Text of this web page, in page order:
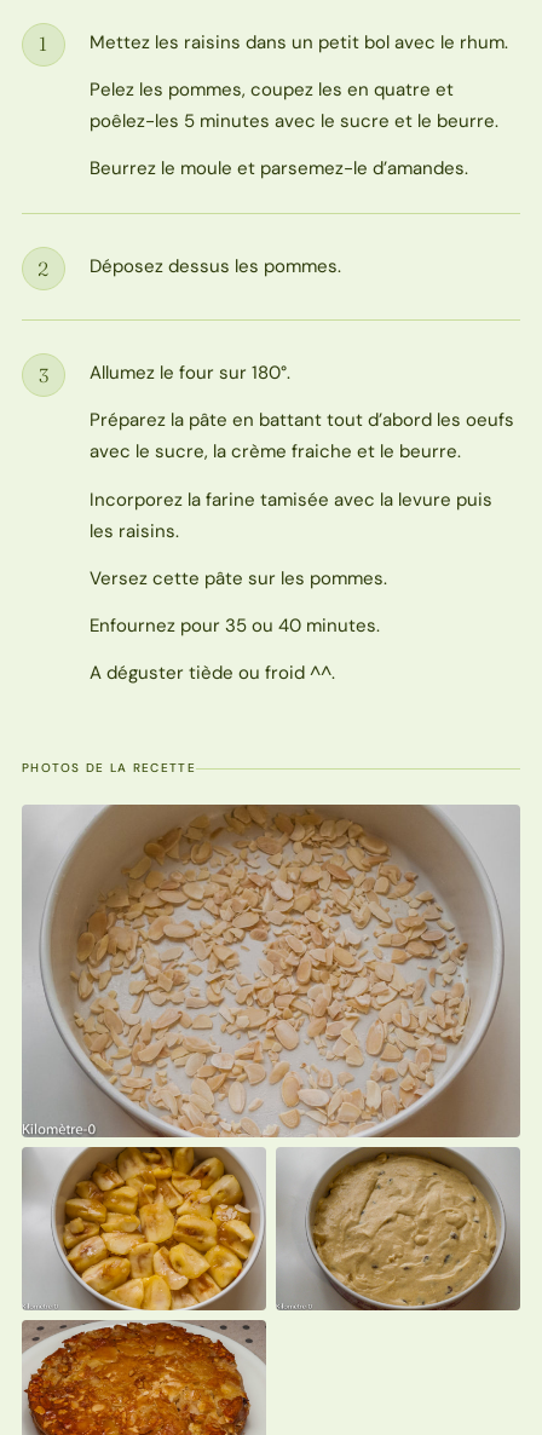
Étape
1
Mettez les raisins dans un petit bol avec le rhum.
Pelez les pommes, coupez les en quatre et
poêlez-les 5 minutes avec le sucre et le beurre.
Beurrez le moule et parsemez-le d’amandes.
Étape
2 Déposez dessus les pommes.
Étape
3
Allumez le four sur 180°.
Préparez la pâte en battant tout d’abord les oeufs
avec le sucre, la crème fraiche et le beurre.
Incorporez la farine tamisée avec la levure puis
les raisins.
Versez cette pâte sur les pommes.
Enfournez pour 35 ou 40 minutes.
A déguster tiède ou froid ^^.
PHOTOS DE LA RECETTE